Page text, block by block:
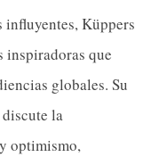
Küppers
inspiradoras que
globales. Su
la
optimismo,